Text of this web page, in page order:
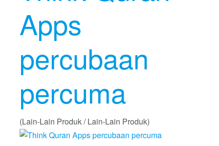
Apps
percubaan
percuma
(Lain-Lain Produk / Lain-Lain Produk)